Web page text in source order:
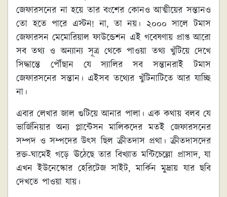
জেফারসনের না হয়ে তার বংশের কোনও আত্মীয়ের সন্তানও
তো হতে পারে এস্টন! না, তা নয়। ২০০০ সালে টমাস
জেফারসন মেমোরিয়াল ফাউন্ডেশন এই গবেষণায় প্রাপ্ত আরো
সব তথ্য ও অন্যান্য সূত্র থেকে পাওয়া তথ্য খুঁটিয়ে দেখে
সিদ্ধান্তে পৌঁছান যে স্যালির সব সন্তানরাই টমাস
জেফারসনের সন্তান। এইসব তথ্যের খুঁটিনাটিতে আর যাচ্ছি
না।
এবার লেখার জাল গুটিয়ে আনার পালা। এক কথায় বলব যে
ভার্জিনিয়ার অন্য প্লান্টেসন মালিকদের মতই জেফারসনের
সম্পদ ও সম্পদের উৎস ছিল ক্রীতদাস প্রথা। ক্রীতদাসদের
রক্ত-ঘামেই গড়ে ঊঠেছে তার বিখ্যাত মন্টিচেল্লো প্রাসাদ, যা
এখন ইউনেস্কোর হেরিটেজ সাইট, মার্কিন মুদ্রায় যার ছবি
দেখতে পাওয়া যায়।